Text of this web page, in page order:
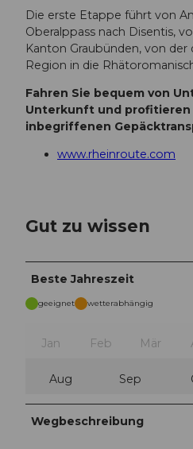
Die erste Etappe führt von
Oberalppass nach Disentis,
Kanton Graubünden, von der
Region in die
Fahren Sie bequem von
Unterkunft und profitieren
inbegriffenen
www.rheinroute.com
Gut zu wissen
Beste Jahreszeit
geeignet wetterabhängig
Jan Feb Mär
Aug Sep
Wegbeschreibung